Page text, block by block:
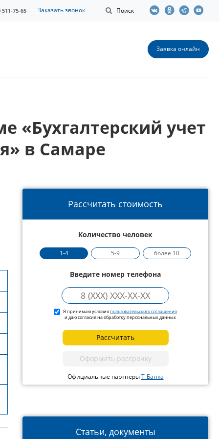
Поиск
511-75-65 Заказать звонок
Заявка онлайн
«Бухгалтерский учет
в Самаре
Рассчитать стоимость
Количество человек
1-4 5-9 более 10
Введите номер телефона
Я принимаю условияпользовательского соглашения
и даю согласие на обработку персональных данных
Рассчитать
Оформить рассрочку
Официальные партнерыТ-Банка
Статьи, документы